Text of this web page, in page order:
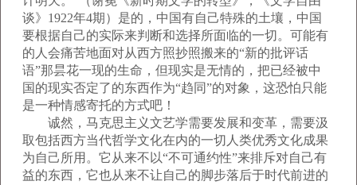
谈》1922年4期）是的，中国有自己特殊的土壤，中国
要根据自己的实际来判断和选择所面临的一切。可能有
的人会痛苦地面对从西方照抄照搬来的“新的批评话
语”那昙花一现的生命，但现实是无情的，把已经被中
国的现实否定了的东西作为“趋同”的对象，这恐怕只能
是一种情感寄托的方式吧！
诚然，马克思主义文艺学需要发展和变革，需要汲
取包括西方当代哲学文化在内的一切人类优秀文化成果
为自己所用。它从来不以“不可通约性”来排斥对自己有
益的东西，它也从来不让自己的脚步落后于时代前进的